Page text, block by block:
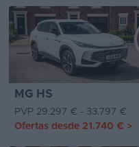
MG HS
PVP 29.297 € - 33.797 €
Ofertas desde 21.740 € >